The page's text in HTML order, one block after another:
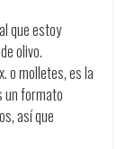
que estoy
olivo.
o molletes, es la
un formato
así que